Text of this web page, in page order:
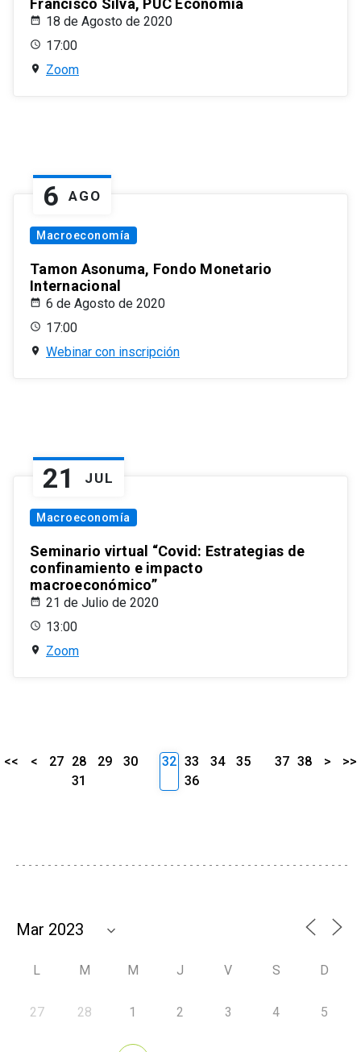
Francisco Silva, PUC Economía
18 de Agosto de 2020
17:00
Zoom
6 AGO
Macroeconomía
Tamon Asonuma, Fondo Monetario
Internacional
6 de Agosto de 2020
17:00
Webinar con inscripción
21 JUL
Macroeconomía
Seminario virtual “Covid: Estrategias de
confinamiento e impacto
macroeconómico”
21 de Julio de 2020
13:00
Zoom
<< < 27 28 29
30
31
32 33 34
35
36
37 38 > >>
L M M J V S D
27 28 1 2 3 4 5